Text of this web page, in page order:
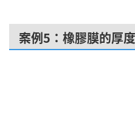
案例5：橡膠膜的厚